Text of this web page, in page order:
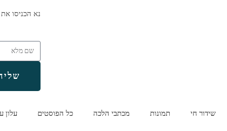
נא הכניסו את
שידור חי תמונות מכתבי הלכה כל הפוסטים עלון